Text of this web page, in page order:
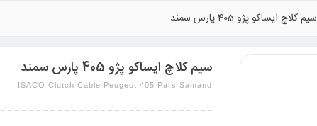
سیم کلاچ ایساکو پژو 405 پارس سمند
سیم کلاچ ایساکو پژو 405 پارس سمند
ISACO Clutch Cable Peugeot 405 Pars Samand